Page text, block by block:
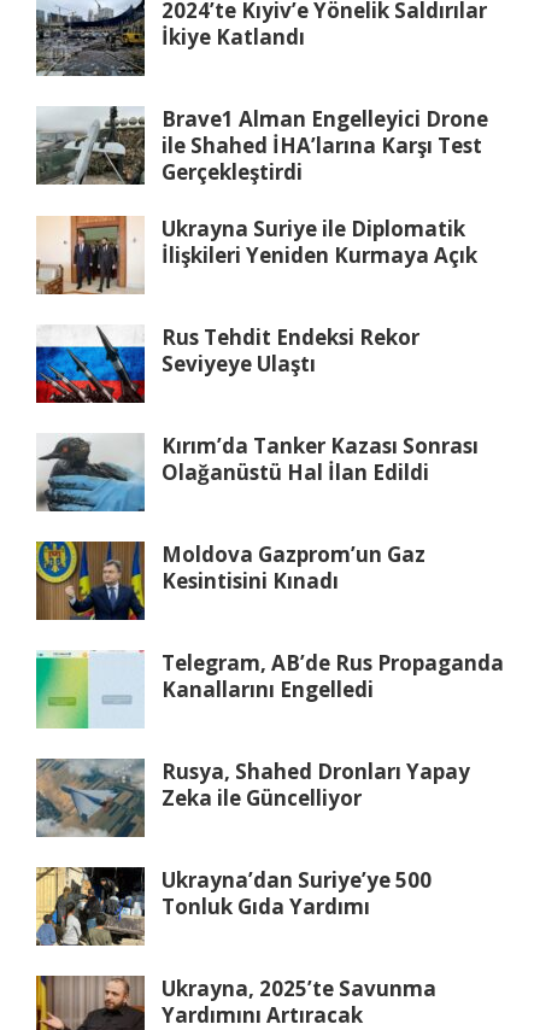
2024’te Kıyiv’e Yönelik Saldırılar
İkiye Katlandı
Brave1 Alman Engelleyici Drone
ile Shahed İHA’larına Karşı Test
Gerçekleştirdi
Ukrayna Suriye ile Diplomatik
İlişkileri Yeniden Kurmaya Açık
Rus Tehdit Endeksi Rekor
Seviyeye Ulaştı
Kırım’da Tanker Kazası Sonrası
Olağanüstü Hal İlan Edildi
Moldova Gazprom’un Gaz
Kesintisini Kınadı
Telegram, AB’de Rus Propaganda
Kanallarını Engelledi
Rusya, Shahed Dronları Yapay
Zeka ile Güncelliyor
Ukrayna’dan Suriye’ye 500
Tonluk Gıda Yardımı
Ukrayna, 2025’te Savunma
Yardımını Artıracak